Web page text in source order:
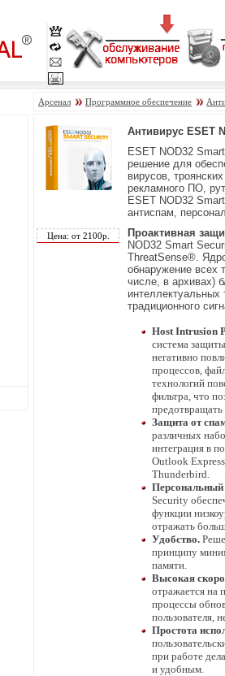
Арсенал Программное обеспечение
Цена: от 2100р.
Антивирус ESET
ESET NOD32
решение для
вирусов,
рекламного ПО,
ESET NOD32
антиспам,
Проактивная
NOD32 Smart
ThreatSense®.
обнаружение всех
числе, в архивах)
интеллектуальных
традиционного
Host Intrusion
система
негативно
процессов,
технологий
фильтра, что
Защита от
различных
интеграция в
Outlook
Thunderbird.
Персональный
Security
функции
отражать
Удобство.
принципу
памяти.
Высокая
отражается на
процессы
пользователя,
Простота
при работе
и удобным.